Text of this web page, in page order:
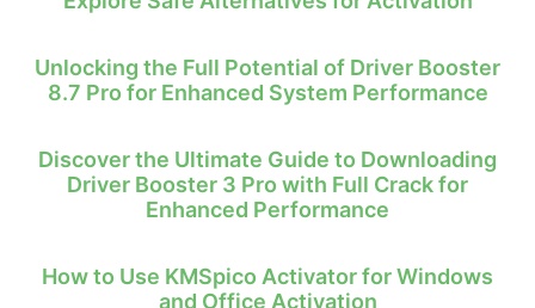
Unlocking the Full Potential of Driver Booster
8.7 Pro for Enhanced System Performance
Discover the Ultimate Guide to Downloading
Driver Booster 3 Pro with Full Crack for
Enhanced Performance
How to Use KMSpico Activator for Windows
and Office Activation